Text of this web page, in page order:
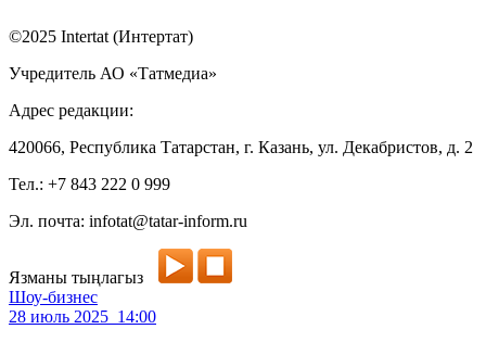
©2025 Intertat (Интертат)
Учредитель АО «Татмедиа»
Адрес редакции:
420066, Республика Татарстан, г. Казань, ул. Декабристов, д. 2
Тел.: +7 843 222 0 999
Эл. почта: infotat@tatar-inform.ru
Язманы тыңлагыз
Шоу-бизнес
28 июль 2025 14:00